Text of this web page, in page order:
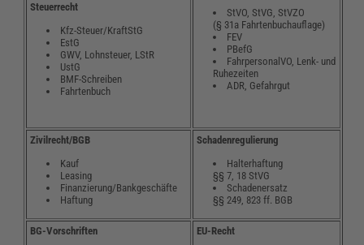
Steuerrecht
Kfz-Steuer/KraftStG
EstG
GWV, Lohnsteuer, LStR
UstG
BMF-Schreiben
Fahrtenbuch
StVO, StVG, StVZO
(§ 31a Fahrtenbuchauflage)
FEV
PBefG
FahrpersonalVO, Lenk- und
Ruhezeiten
ADR, Gefahrgut
Zivilrecht/BGB
Kauf
Leasing
Finanzierung/Bankgeschäfte
Haftung
Schadenregulierung
Halterhaftung
§§ 7, 18 StVG
Schadenersatz
§§ 249, 823 ff. BGB
BG-Vorschriften EU-Recht